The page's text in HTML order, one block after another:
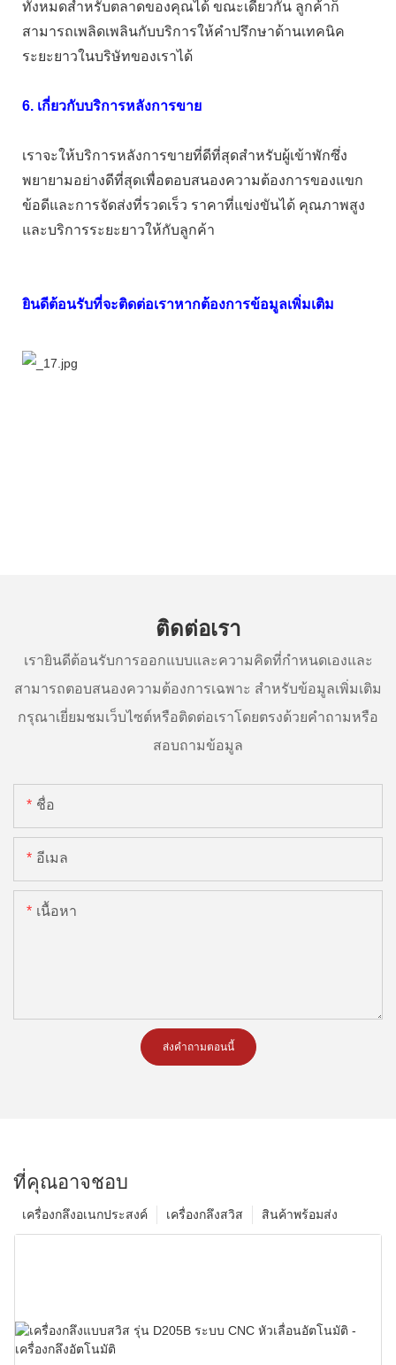
ทั้งหมดสำหรับตลาดของคุณได้ ขณะเดียวกัน ลูกค้าก็
สามารถเพลิดเพลินกับบริการให้คำปรึกษาด้านเทคนิค
ระยะยาวในบริษัทของเราได้
6. เกี่ยวกับบริการหลังการขาย
เราจะให้บริการหลังการขายที่ดีที่สุดสำหรับผู้เข้าพักซึ่ง
พยายามอย่างดีที่สุดเพื่อตอบสนองความต้องการของแขก
ข้อดีและการจัดส่งที่รวดเร็ว ราคาที่แข่งขันได้ คุณภาพสูง
และบริการระยะยาวให้กับลูกค้า
ยินดีต้อนรับที่จะติดต่อเราหากต้องการข้อมูลเพิ่มเติม
ติดต่อเรา
เรายินดีต้อนรับการออกแบบและความคิดที่กำหนดเองและ
สามารถตอบสนองความต้องการเฉพาะ สำหรับข้อมูลเพิ่มเติม
กรุณาเยี่ยมชมเว็บไซต์หรือติดต่อเราโดยตรงด้วยคำถามหรือ
สอบถามข้อมูล
ชื่อ
อีเมล
เนื้อหา
ส่งคำถามตอนนี้
ที่คุณอาจชอบ
สินค้าพร้อมส่ง
เครื่องกลึงสวิส
เครื่องกลึงอเนกประสงค์